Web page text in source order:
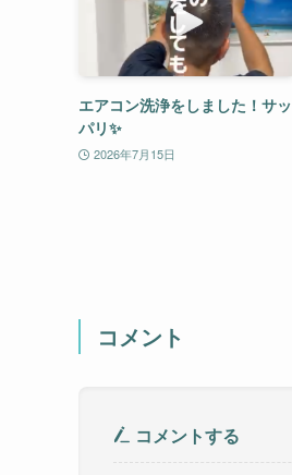
エアコン洗浄をしました！サッ
パリ✨
2026年7月15日
コメント
コメントする